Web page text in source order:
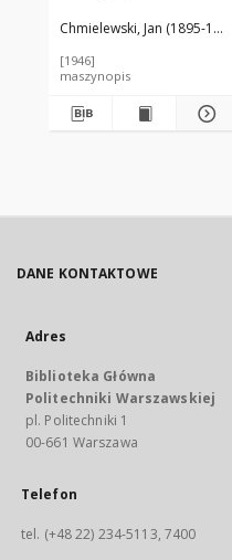
Chmielewski, Jan (1895-1974)
[1946]
maszynopis
DANE KONTAKTOWE
Adres
Biblioteka Główna
Politechniki Warszawskiej
pl. Politechniki 1
00-661 Warszawa
Telefon
tel. (+48 22) 234-5113, 7400